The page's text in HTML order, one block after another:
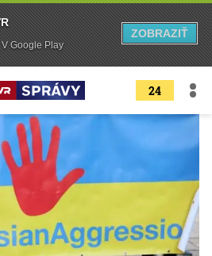
24
Google Play
ZOBRAZIŤ